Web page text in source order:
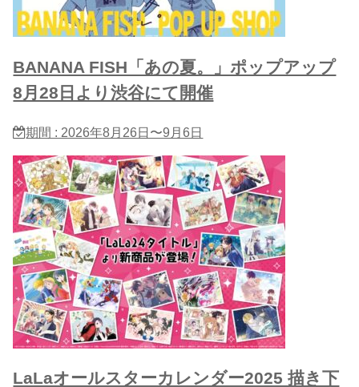
BANANA FISH「あの夏。」ポップアップ
8月28日より渋谷にて開催
期間 : 2026年8月26日〜9月6日
LaLaオールスターカレンダー2025 描き下